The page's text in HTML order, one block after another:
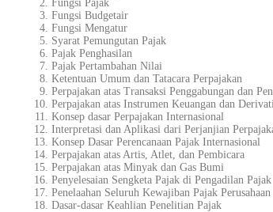
Fungsi Pajak
Fungsi Budgetair
Fungsi Mengatur
Syarat Pemungutan Pajak
Pajak Penghasilan
Pajak Pertambahan Nilai
Ketentuan Umum dan Tatacara Perpajakan
Perpajakan atas Transaksi Penggabungan dan
Perpajakan atas Instrumen Keuangan dan
Konsep dasar Perpajakan Internasional
Interpretasi dan Aplikasi dari Perjanjian
Konsep Dasar Perencanaan Pajak Internasional
Perpajakan atas Artis, Atlet, dan Pembicara
Perpajakan atas Minyak dan Gas Bumi
Penyelesaian Sengketa Pajak di Pengadilan Pajak
Penelaahan Seluruh Kewajiban Pajak Perusahaan
Dasar-dasar Keahlian Penelitian Pajak